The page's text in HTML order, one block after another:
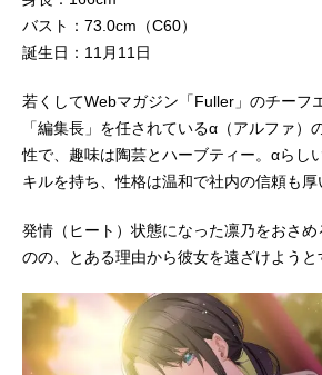
バスト：73.0cm（C60）
誕生日：11月11日
若くしてWebマガジン「Fuller」のチーフ
「編集長」を任されているα（アルファ）
性で、趣味は陶芸とハーブティー。αらし
キルを持ち、性格は温和で社内の信頼も厚
発情（ヒート）状態になった凛乃をおさ
のの、とある理由から彼女を遠ざけようと